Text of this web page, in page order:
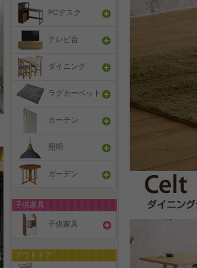
PCデスク
テレビ台
ダイニング
ラグカーペット
カーテン
照明
ガーデン
子供家具
子供家具
アウトドア